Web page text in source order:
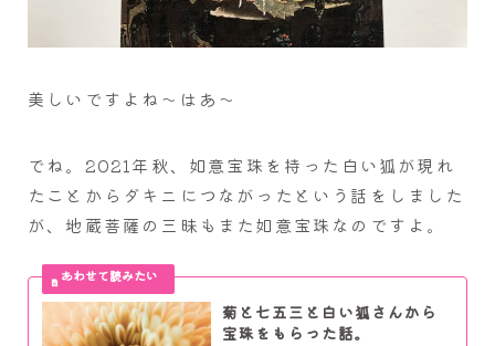
美しいですよね～はあ～
でね。2021年秋、如意宝珠を持った白い狐が現れ
たことからダキニにつながったという話をしました
が、地蔵菩薩の三昧もまた如意宝珠なのですよ。
菊と七五三と白い狐さんから
宝珠をもらった話。